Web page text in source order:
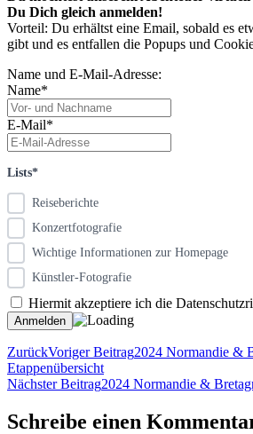
Du Dich gleich anmelden!
Vorteil: Du erhältst eine Email, sobald es
gibt und es entfallen die Popups und
Name und E-Mail-Adresse:
Name*
E-Mail*
Lists*
Reiseberichte
Konzertfotografie
Wichtige Informationen zur Homepage
Künstler-Fotografie
Hiermit akzeptiere ich die
ZurückVoriger Beitrag2024 Normandie &
Etappenübersicht
Nächster Beitrag2024 Normandie &
Schreibe einen